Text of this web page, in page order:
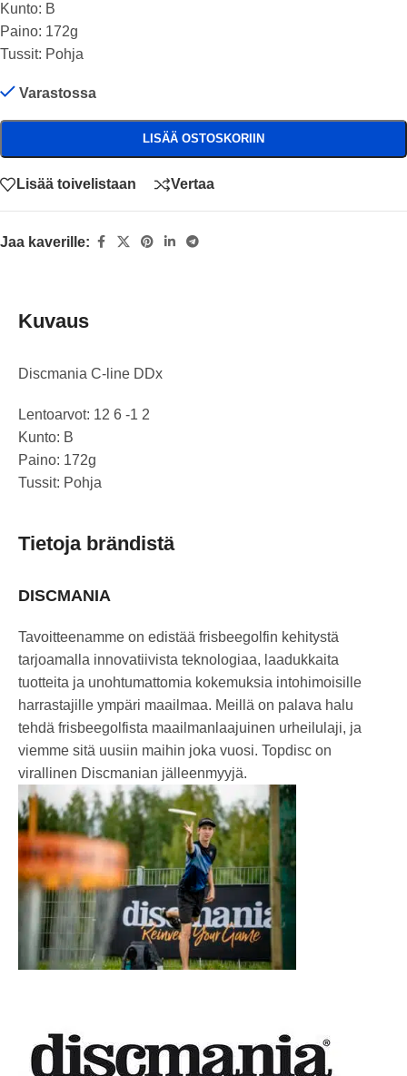
Kunto: B
Paino: 172g
Tussit: Pohja
Varastossa
LISÄÄ OSTOSKORIIN
Lisää toivelistaan Vertaa
Jaa kaverille:
Kuvaus
Discmania C-line DDx
Lentoarvot: 12 6 -1 2
Kunto: B
Paino: 172g
Tussit: Pohja
Tietoja brändistä
DISCMANIA
Tavoitteenamme on edistää frisbeegolfin kehitystä
tarjoamalla innovatiivista teknologiaa, laadukkaita
tuotteita ja unohtumattomia kokemuksia intohimoisille
harrastajille ympäri maailmaa. Meillä on palava halu
tehdä frisbeegolfista maailmanlaajuinen urheilulaji, ja
viemme sitä uusiin maihin joka vuosi. Topdisc on
virallinen Discmanian jälleenmyyjä.